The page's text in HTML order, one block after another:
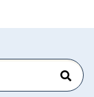
Sök